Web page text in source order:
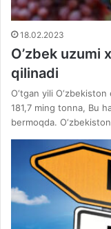
18.02.2023
O’zbek uzumi
qilinadi
O‘tgan yili
181,7 ming tonna, Bu
bermoqda.